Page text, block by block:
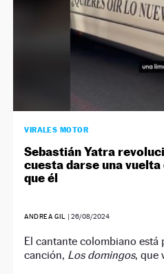
VIRALES MOTOR
Sebastián Yatra
cuesta darse una
que él
ANDREA GIL | 26/08/2024
El cantante colombiano
canción, Los domingos, que